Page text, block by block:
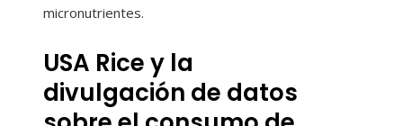
micronutrientes.
USA Rice y la
divulgación de datos